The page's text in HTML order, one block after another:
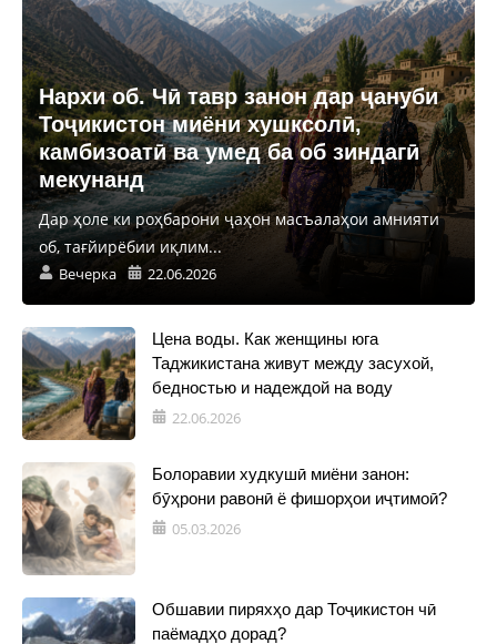
Нархи об. Чӣ тавр занон дар ҷануби
Тоҷикистон миёни хушксолӣ,
камбизоатӣ ва умед ба об зиндагӣ
мекунанд
Дар ҳоле ки роҳбарони ҷаҳон масъалаҳои амнияти
об, тағйирёбии иқлим...
Вечерка 22.06.2026
Цена воды. Как женщины юга
Таджикистана живут между засухой,
бедностью и надеждой на воду
22.06.2026
Болоравии худкушӣ миёни занон:
бӯҳрони равонӣ ё фишорҳои иҷтимоӣ?
05.03.2026
Обшавии пиряхҳо дар Тоҷикистон чӣ
паёмадҳо дорад?